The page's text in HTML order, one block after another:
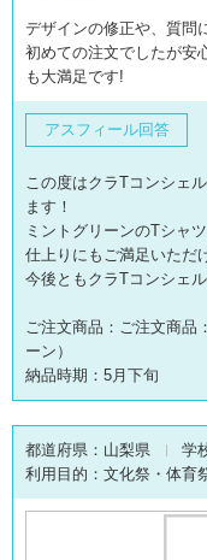
デザインの修正や、質問
初めての注文でしたが安
も大満足です!
アスフィール回答
この度はクラTコンシェ
ます！
ミントグリーンのTシャ
仕上りにもご満足いただ
今後ともクラTコンシェ
ご注文商品：ご注文商品
ーン）
納品時期：5月下旬
都道府県： 山梨県 学
利用目的： 文化祭・体育